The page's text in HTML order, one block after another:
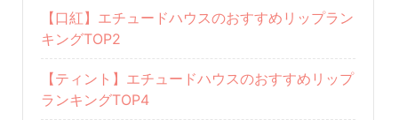
【口紅】エチュードハウスのおすすめリップラン
キングTOP2
【ティント】エチュードハウスのおすすめリップ
ランキングTOP4